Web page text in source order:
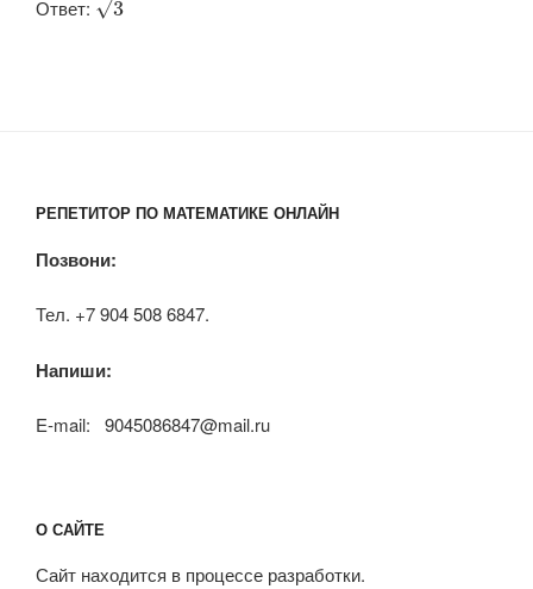
Ответ: ​ 3
√
РЕПЕТИТОР ПО МАТЕМАТИКЕ ОНЛАЙН
Позвони:
Тел. +7 904 508 6847.
Напиши:
E-mail: 9045086847@mail.ru
О САЙТЕ
Сайт находится в процессе разработки.